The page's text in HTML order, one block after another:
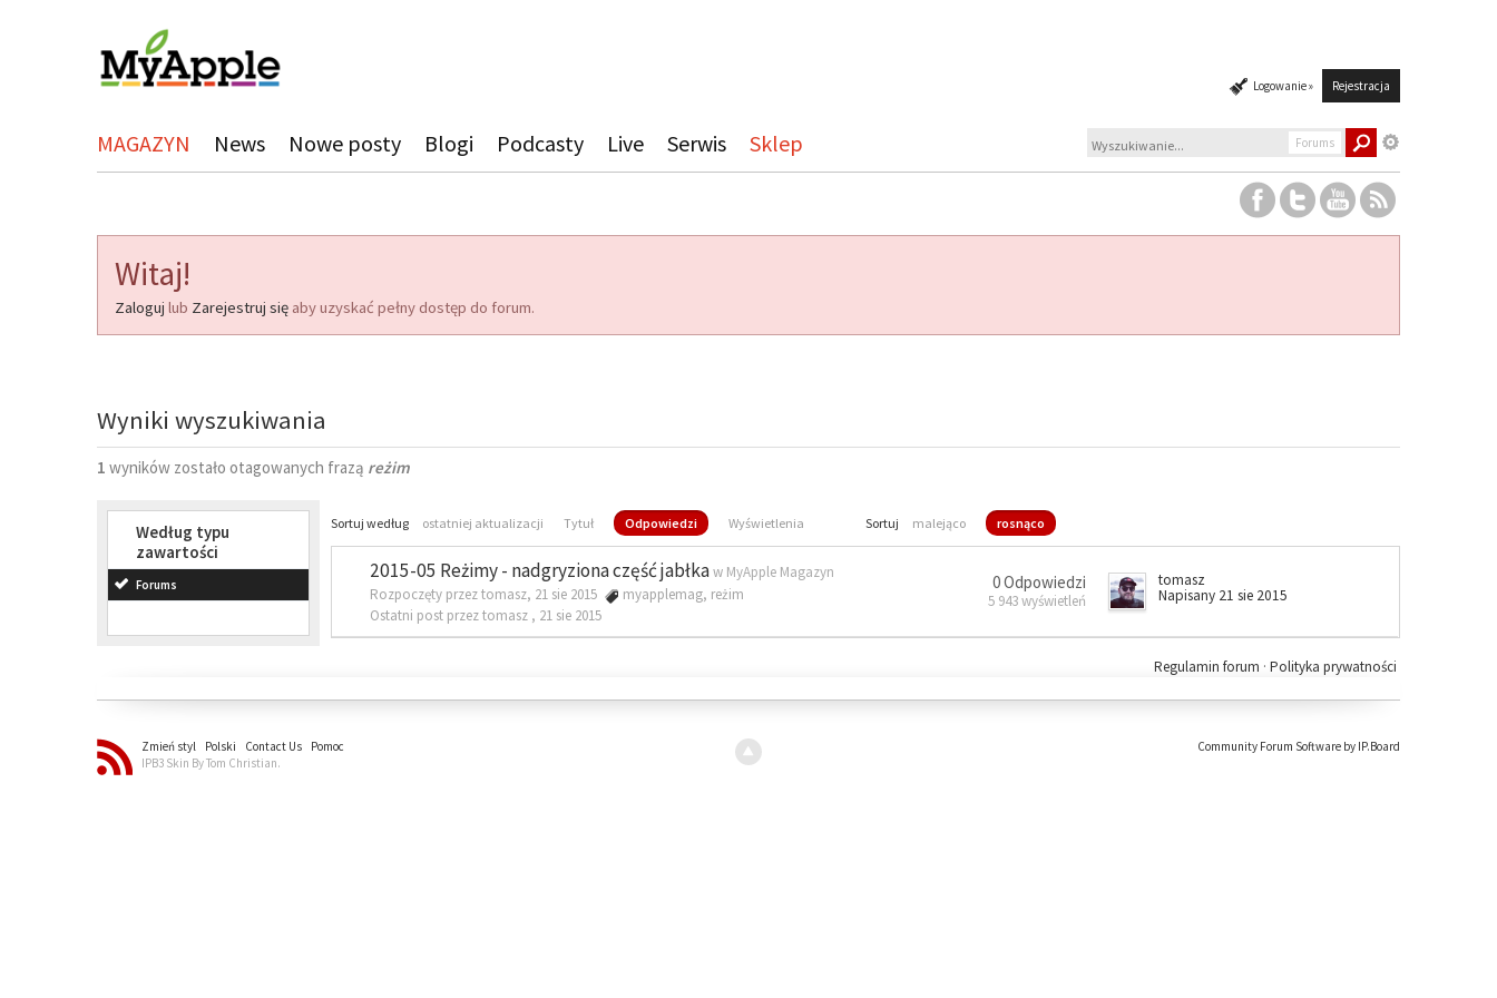
Logowanie » Rejestracja
MAGAZYN News Nowe posty Blogi Podcasty Live Serwis Sklep Forums
Witaj!
Zaloguj lub Zarejestruj się aby uzyskać pełny dostęp do forum.
Wyniki wyszukiwania
1 wyników zostało otagowanych frazą reżim
Według typu
zawartości
Forums
Sortuj według ostatniej aktualizacji Tytuł Odpowiedzi Wyświetlenia Sortuj malejąco rosnąco
2015-05 Reżimy - nadgryziona część jabłkaw MyApple Magazyn
Rozpoczęty przez tomasz, 21 sie 2015
myapplemag, reżim
Ostatni post przez tomasz , 21 sie 2015
0 Odpowiedzi
5 943 wyświetleń
tomasz
Napisany 21 sie 2015
Polityka prywatności
Regulamin forum ·
Zmień styl Polski Contact Us
Pomoc
IPB3 Skin By Tom Christian.
Community Forum Software by IP.Board